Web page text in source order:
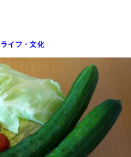
ライフ・文化